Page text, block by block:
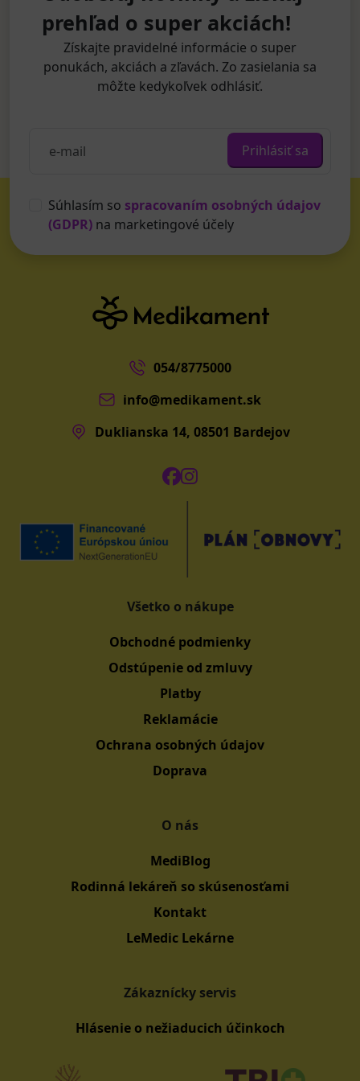
prehľad o super akciách!
Získajte pravidelné informácie o super
ponukách, akciách a zľavách. Zo zasielania sa
môžte kedykoľvek odhlásiť.
Prihlásiť sa
Súhlasím so spracovaním osobných údajov
(GDPR) na marketingové účely
054/8775000
info@medikament.sk
Duklianska 14, 08501 Bardejov
Všetko o nákupe
Obchodné podmienky
Odstúpenie od zmluvy
Platby
Reklamácie
Ochrana osobných údajov
Doprava
O nás
MediBlog
Rodinná lekáreň so skúsenosťami
Kontakt
LeMedic Lekárne
Zákaznícky servis
Hlásenie o nežiaducich účinkoch